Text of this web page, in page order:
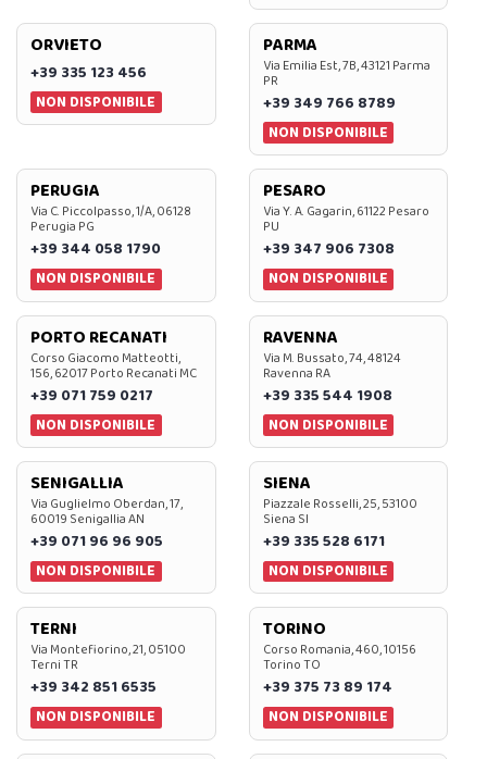
ORVIETO
+39 335 123 456
NON DISPONIBILE
PARMA
Via Emilia Est, 7B, 43121 Parma
PR
+39 349 766 8789
NON DISPONIBILE
PERUGIA
Via C. Piccolpasso, 1/A, 06128
Perugia PG
+39 344 058 1790
NON DISPONIBILE
PESARO
Via Y. A. Gagarin, 61122 Pesaro
PU
+39 347 906 7308
NON DISPONIBILE
PORTO RECANATI
Corso Giacomo Matteotti,
156, 62017 Porto Recanati MC
+39 071 759 0217
NON DISPONIBILE
RAVENNA
Via M. Bussato, 74, 48124
Ravenna RA
+39 335 544 1908
NON DISPONIBILE
SENIGALLIA
Via Guglielmo Oberdan, 17,
60019 Senigallia AN
+39 071 96 96 905
NON DISPONIBILE
SIENA
Piazzale Rosselli, 25, 53100
Siena SI
+39 335 528 6171
NON DISPONIBILE
TERNI
Via Montefiorino, 21, 05100
Terni TR
+39 342 851 6535
NON DISPONIBILE
TORINO
Corso Romania, 460, 10156
Torino TO
+39 375 73 89 174
NON DISPONIBILE